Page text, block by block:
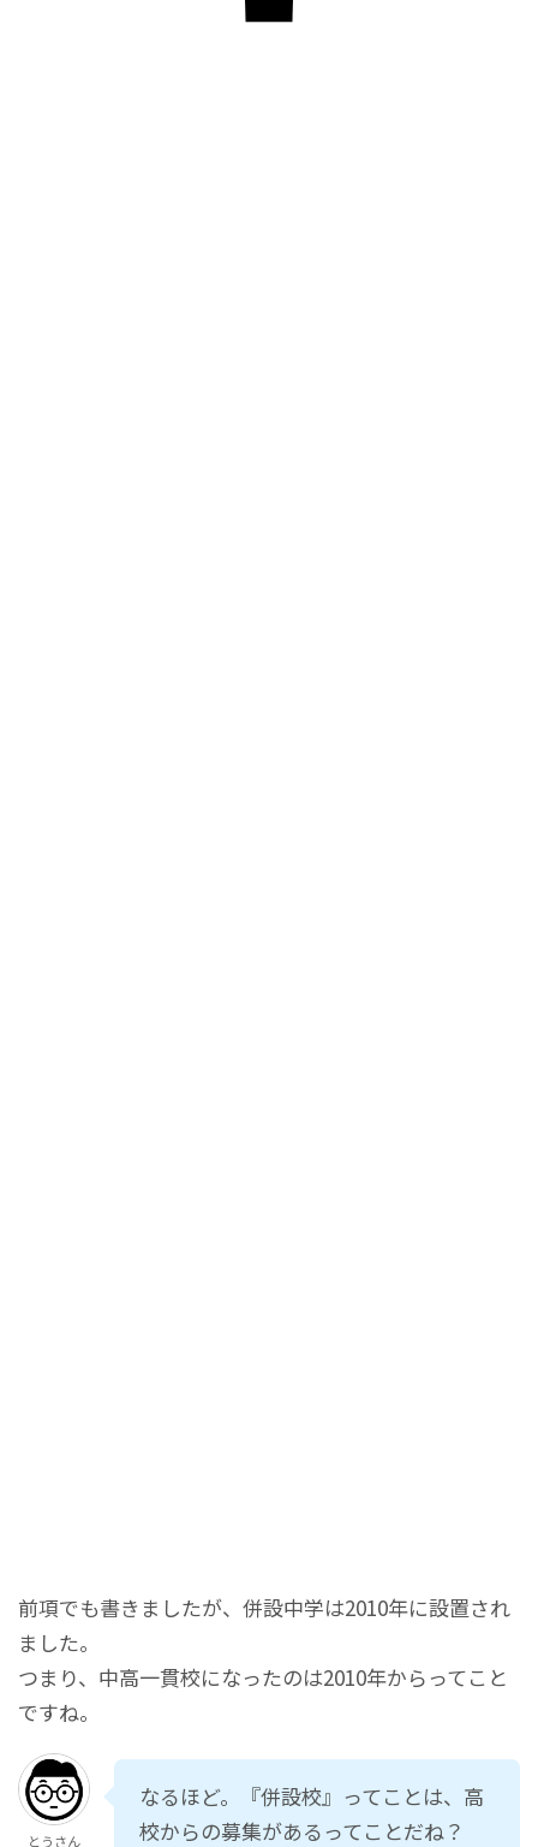
前項でも書きましたが、併設中学は2010年に設置され
ました。
つまり、中高一貫校になったのは2010年からってこと
ですね。
とうさん
なるほど。『併設校』ってことは、高
校からの募集があるってことだね？